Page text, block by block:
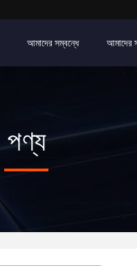
আমাদের সম্বন্ধে আমাদের
পণ্য